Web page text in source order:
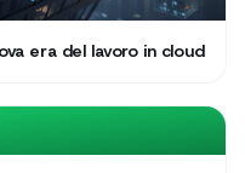
era del lavoro in cloud